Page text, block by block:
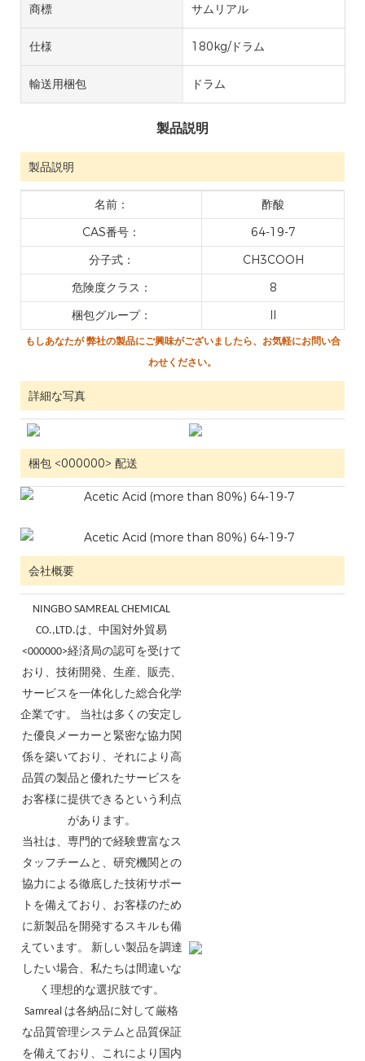
商標 サムリアル
仕様 180kg/ドラム
輸送用梱包 ドラム
製品説明
製品説明
名前：
酢酸
CAS番号：
64-19-7
分子式：
CH3COOH
危険度クラス：
8
梱包グループ：
II
もしあなたが弊社の製品にご興味がございましたら、お気軽にお問い合
わせください。
詳細な写真
梱包 <000000> 配送
会社概要
NINGBO SAMREAL CHEMICAL
CO.,LTD.は、中国対外貿易
<000000>経済局の認可を受けて
おり、技術開発、生産、販売、
サービスを一体化した総合化学
企業です。 当社は多くの安定し
た優良メーカーと緊密な協力関
係を築いており、それにより高
品質の製品と優れたサービスを
お客様に提供できるという利点
があります。
当社は、専門的で経験豊富なス
タッフチームと、研究機関との
協力による徹底した技術サポー
トを備えており、お客様のため
に新製品を開発するスキルも備
えています。 新しい製品を調達
したい場合、私たちは間違いな
く理想的な選択肢です。
Samreal は各納品に対して厳格
な品質管理システムと品質保証
を備えており、これにより国内